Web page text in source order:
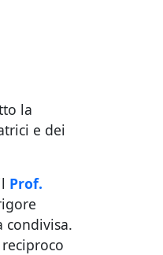
la
e dei
Prof.
condivisa.